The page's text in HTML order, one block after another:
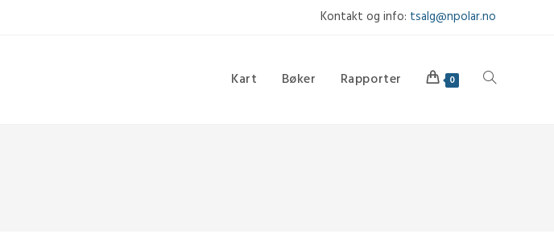
Kontakt og info: tsalg@npolar.no
Kart Bøker Rapporter 0 Toggle